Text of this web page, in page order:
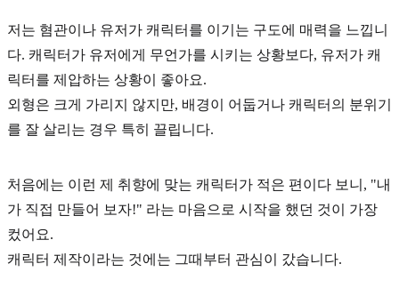
저는 혐관이나 유저가 캐릭터를 이기는 구도에 매력을 느낍니
다. 캐릭터가 유저에게 무언가를 시키는 상황보다, 유저가 캐
릭터를 제압하는 상황이 좋아요.
외형은 크게 가리지 않지만, 배경이 어둡거나 캐릭터의 분위기
를 잘 살리는 경우 특히 끌립니다.
처음에는 이런 제 취향에 맞는 캐릭터가 적은 편이다 보니, "내
가 직접 만들어 보자!" 라는 마음으로 시작을 했던 것이 가장
컸어요.
캐릭터 제작이라는 것에는 그때부터 관심이 갔습니다.